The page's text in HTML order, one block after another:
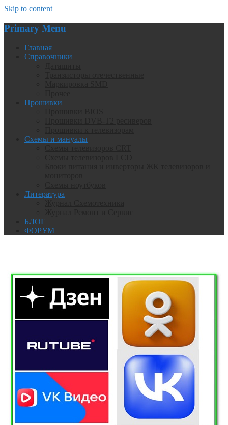
Skip to content
Primary Menu
Главная
Справочники
Прошивки
Схемы и мануалы
Литература
БЛОГ
ФОРУМ